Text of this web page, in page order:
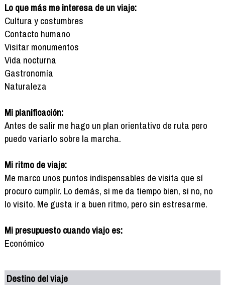
Lo que más me interesa de un viaje:
Cultura y costumbres
Contacto humano
Visitar monumentos
Vida nocturna
Gastronomía
Naturaleza
Mi planificación:
Antes de salir me hago un plan orientativo de ruta pero
puedo variarlo sobre la marcha.
Mi ritmo de viaje:
Me marco unos puntos indispensables de visita que sí
procuro cumplir. Lo demás, si me da tiempo bien, si no, no
lo visito. Me gusta ir a buen ritmo, pero sin estresarme.
Mi presupuesto cuando viajo es:
Económico
Destino del viaje